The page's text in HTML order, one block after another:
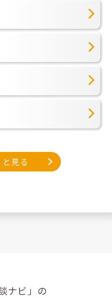
見る
ナビ」の